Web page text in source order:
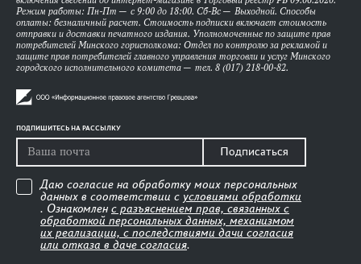
Режим работы: Пн-Пт — с 9:00 до 18:00. Сб-Вс — Выходной. Способы
оплаты: безналичный расчет. Стоимость подписки включает стоимость
отправки и доставки печатного издания. Уполномоченные по защите прав
потребителей Минского горисполкома: Отдел по контролю за рекламой и
защите прав потребителей главного управления торговли и услуг Минского
городского исполнительного комитета — тел. 8 (017) 218-00-82.
ПОДПИШИТЕСЬ НА РАССЫЛКУ
Подписаться
Даю согласие на обработку моих персональных
данных в соответствии с условиями обработки
. Ознакомлен с разъяснением прав, связанных с
обработкой персональных данных, механизмом
их реализации, с последствиями дачи согласия
или отказа в даче согласия.